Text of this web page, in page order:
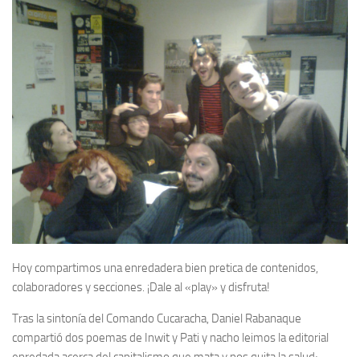
Hoy compartimos una enredadera bien pretica de contenidos,
colaboradores y secciones. ¡Dale al «play» y disfruta!
Tras la sintonía del Comando Cucaracha, Daniel Rabanaque
compartió dos poemas de Inwit y Pati y nacho leimos la editorial